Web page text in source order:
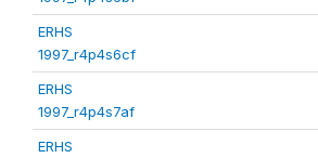
ERHS
1997_r4p4s6cf
ERHS
1997_r4p4s7af
ERHS